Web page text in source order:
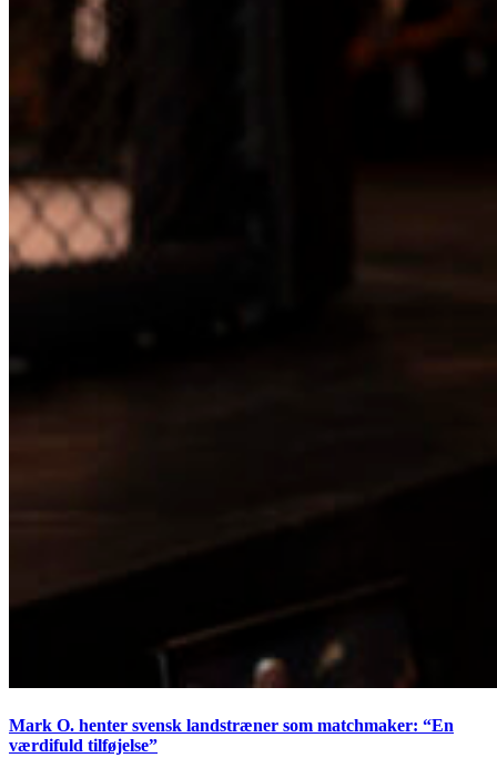
Mark O. henter svensk landstræner som matchmaker: “En
værdifuld tilføjelse”